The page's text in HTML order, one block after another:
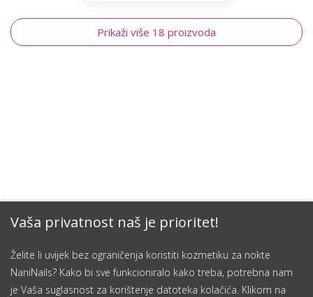
Vaša privatnost naš je prioritet!
Želite li uvijek bez ograničenja koristiti kozmetiku za nokte
NaniNails? Kako bi sve funkcioniralo kako treba, potrebna nam
je Vaša suglasnost za korištenje datoteka kolačića. Klikom na
Prikaži više 18 proizvoda